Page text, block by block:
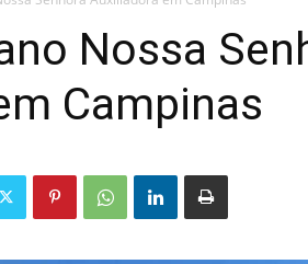
Nossa
Campinas